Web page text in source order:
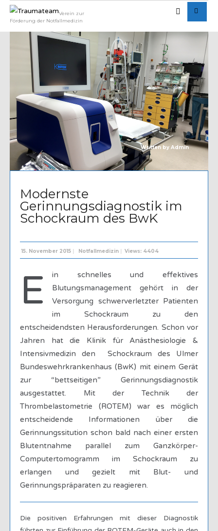
Verein zur
Förderung der Notfallmedizin
Written by Admin
Modernste
Gerinnungsdiagnostik im
Schockraum des BwK
15. November 2015 | Notfallmedizin | Views: 4404
E
in schnelles und effektives
Blutungsmanagement gehört in der
Versorgung schwerverletzter Patienten
im Schockraum zu den
entscheidendsten Herausforderungen. Schon vor
Jahren hat die Klinik für Anästhesiologie &
Intensivmedizin den Schockraum des Ulmer
Bundeswehrkrankenhaus (BwK) mit einem Gerät
zur “bettseitigen” Gerinnungsdiagnostik
ausgestattet. Mit der Technik der
Thrombelastometrie (ROTEM) war es möglich
entscheidende Informationen über die
Gerinnungssitution schon bald nach einer ersten
Blutentnahme parallel zum Ganzkörper-
Computertomogramm im Schockraum zu
erlangen und gezielt mit Blut- und
Gerinnungspräparaten zu reagieren.
Die positiven Erfahrungen mit dieser Diagnostik